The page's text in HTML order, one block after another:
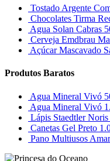
Tostado Argente
Chocolates Tirma
Agua Solan Cabras
Cerveja Emdbrau
Açúcar Mascavado
Produtos Baratos
Agua Mineral Vivó
Agua Mineral Vivó
Lápis Staedtler
Canetas Gel Preto
Pano Multiusos